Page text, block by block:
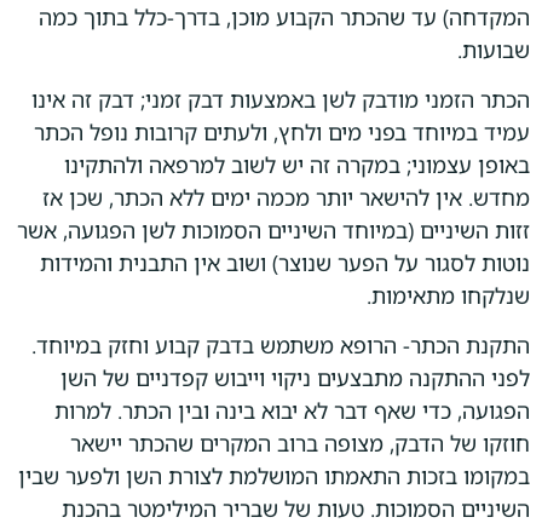
המקדחה) עד שהכתר הקבוע מוכן, בדרך-כלל בתוך כמה
שבועות.
הכתר הזמני מודבק לשן באמצעות דבק זמני; דבק זה אינו
עמיד במיוחד בפני מים ולחץ, ולעתים קרובות נופל הכתר
באופן עצמוני; במקרה זה יש לשוב למרפאה ולהתקינו
מחדש. אין להישאר יותר מכמה ימים ללא הכתר, שכן אז
זזות השיניים (במיוחד השיניים הסמוכות לשן הפגועה, אשר
נוטות לסגור על הפער שנוצר) ושוב אין התבנית והמידות
שנלקחו מתאימות.
התקנת הכתר- הרופא משתמש בדבק קבוע וחזק במיוחד.
לפני ההתקנה מתבצעים ניקוי וייבוש קפדניים של השן
הפגועה, כדי שאף דבר לא יבוא בינה ובין הכתר. למרות
חוזקו של הדבק, מצופה ברוב המקרים שהכתר יישאר
במקומו בזכות התאמתו המושלמת לצורת השן ולפער שבין
השיניים הסמוכות. טעות של שבריר המילימטר בהכנת